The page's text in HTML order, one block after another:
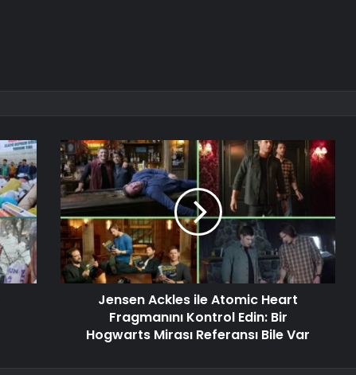
Jensen Ackles ile Atomic Heart
Fragmanını Kontrol Edin: Bir
Hogwarts Mirası Referansı Bile Var